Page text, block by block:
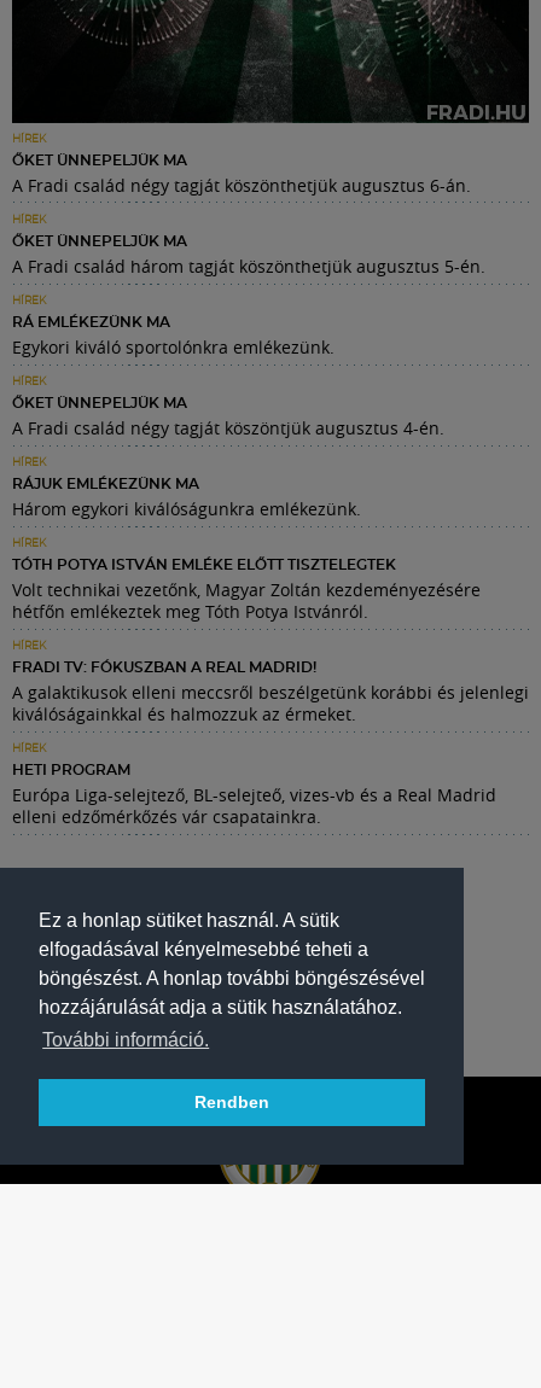
Ez a honlap sütiket használ. A sütik
elfogadásával kényelmesebbé teheti a
böngészést. A honlap további böngészésével
hozzájárulását adja a sütik használatához.
További információ.
Rendben
HÍREK
ŐKET ÜNNEPELJÜK MA
A Fradi család négy tagját köszönthetjük augusztus 6-án.
HÍREK
ŐKET ÜNNEPELJÜK MA
A Fradi család három tagját köszönthetjük augusztus 5-én.
HÍREK
RÁ EMLÉKEZÜNK MA
Egykori kiváló sportolónkra emlékezünk.
HÍREK
ŐKET ÜNNEPELJÜK MA
A Fradi család négy tagját köszöntjük augusztus 4-én.
HÍREK
RÁJUK EMLÉKEZÜNK MA
Három egykori kiválóságunkra emlékezünk.
HÍREK
TÓTH POTYA ISTVÁN EMLÉKE ELŐTT TISZTELEGTEK
Volt technikai vezetőnk, Magyar Zoltán kezdeményezésére
hétfőn emlékeztek meg Tóth Potya Istvánról.
HÍREK
FRADI TV: FÓKUSZBAN A REAL MADRID!
A galaktikusok elleni meccsről beszélgetünk korábbi és jelenlegi
kiválóságainkkal és halmozzuk az érmeket.
HÍREK
HETI PROGRAM
Európa Liga-selejtező, BL-selejteő, vizes-vb és a Real Madrid
elleni edzőmérkőzés vár csapatainkra.